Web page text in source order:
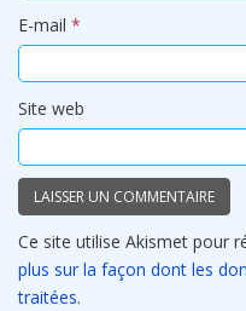
E-mail *
Site web
Ce site utilise Akismet pour
plus sur la façon dont les
traitées.